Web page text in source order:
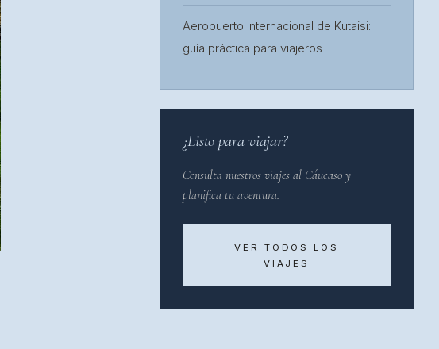
Aeropuerto Internacional de Kutaisi:
guía práctica para viajeros
¿Listo para viajar?
Consulta nuestros viajes al Cáucaso y
planifica tu aventura.
VER TODOS LOS
VIAJES